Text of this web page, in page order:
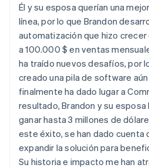
Él y su esposa querían una
línea, por lo que Brandon
automatización que hizo
a 100.000 $ en ventas
ha traído nuevos desafíos, por
creado una pila de software
finalmente ha dado lugar a
resultado, Brandon y su esposa
ganar hasta 3 millones de
este éxito, se han dado cuenta
expandir la solución para
Su historia e impacto me han